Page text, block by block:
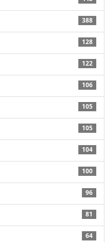
388
128
122
106
105
105
104
100
96
81
64